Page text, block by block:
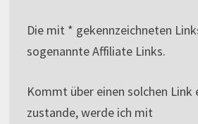
Die mit * gekennzeichneten
sogenannte Affiliate Links.
Kommt über einen solchen Link
zustande, werde ich mit